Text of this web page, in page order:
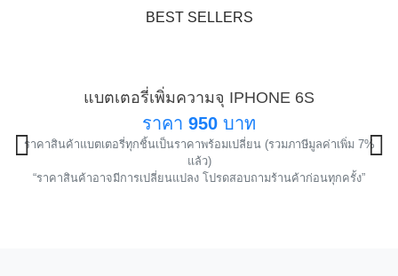
BEST SELLERS
!
แบตเตอรี่เพิ่มความจุ IPHONE 6S
ราคา 950 บาท
ราคาสินค้าแบตเตอรี่ทุกชิ้นเป็นราคาพร้อมเปลี่ยน (รวมภาษีมูลค่าเพิ่ม 7%
แล้ว)
“ราคาสินค้าอาจมีการเปลี่ยนแปลง โปรดสอบถามร้านค้าก่อนทุกครั้ง”